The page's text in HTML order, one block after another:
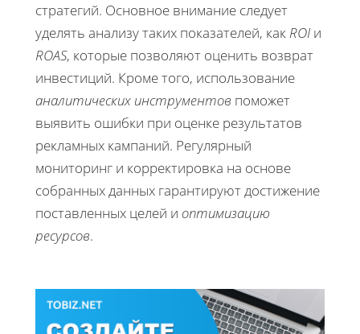
стратегий. Основное внимание следует
уделять анализу таких показателей, как ROIи
ROAS, которые позволяют оценить возврат
инвестиций. Кроме того, использование
аналитических инструментов поможет
выявить ошибки при оценке результатов
рекламных кампаний. Регулярный
мониторинг и корректировка на основе
собранных данных гарантируют достижение
поставленных целей и оптимизацию
ресурсов.